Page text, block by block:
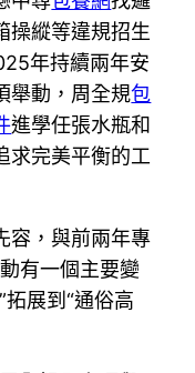
操縱等違規招生
年持續兩年安
舉動，周全規包
進學任張水瓶和
求完美平衡的工
容，與前兩年專
有一個主要變
展到“通俗高